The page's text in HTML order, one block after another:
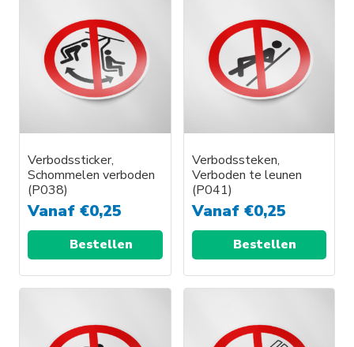
Verbodssticker,
Schommelen verboden
(P038)
Vanaf €0,25
Bestellen
Verbodssteken,
Verboden te leunen
(P041)
Vanaf €0,25
Bestellen